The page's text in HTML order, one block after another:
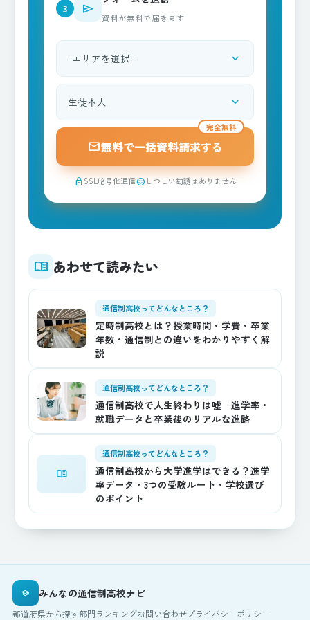
3 send
資料が無料で届きます
都道府県を選択 expand_more
資料請求される方 expand_more
完全無料
mail無料で一括資料請求する
lock SSL暗号化通信sentiment_satisfied しつこい勧誘はありません
menu_book あわせて読みたい
通信制高校ってどんなところ？
定時制高校とは？授業時間・学費・卒業
年数・通信制との違いをわかりやすく解
説
通信制高校ってどんなところ？
通信制高校で人生終わりは嘘｜進学率・
就職データと卒業後のリアルな進路
menu_book
通信制高校ってどんなところ？
通信制高校から大学進学はできる？進学
率データ・3つの受験ルート・学校選び
のポイント
school みんなの通信制高校ナビ
都道府県から探す部門ランキングお問い合わせプライバシーポリシー